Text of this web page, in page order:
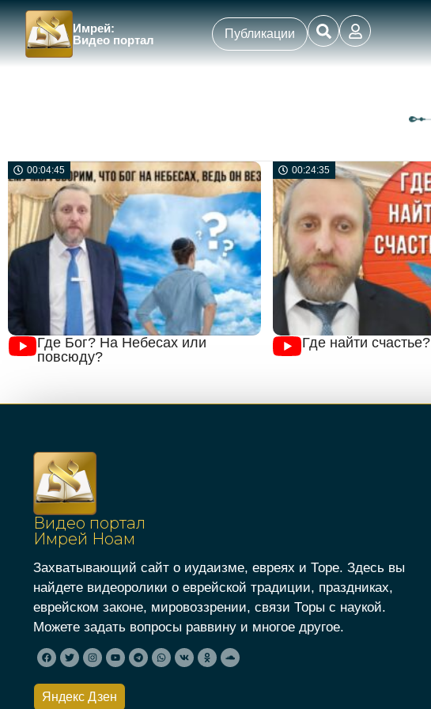
Имрей:
Видео портал
Публикации
00:04:45
Где Бог? На Небесах или
повсюду?
00:24:35
Где найти счастье?
Видео портал
Имрей Ноам
Захватывающий сайт о иудаизме, евреях и Торе. Здесь вы
найдете видеоролики о еврейской традиции, праздниках,
еврейском законе, мировоззрении, связи Торы с наукой.
Можете задать вопросы раввину и многое другое.
Яндекс Дзен